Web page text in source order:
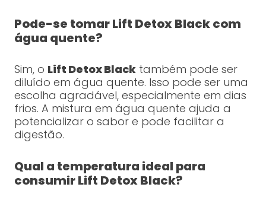
Pode-se tomar Lift Detox Black com
água quente?
Sim, o Lift Detox Blacktambém pode ser
diluído em água quente. Isso pode ser uma
escolha agradável, especialmente em dias
frios. A mistura em água quente ajuda a
potencializar o sabor e pode facilitar a
digestão.
Qual a temperatura ideal para
consumir Lift Detox Black?